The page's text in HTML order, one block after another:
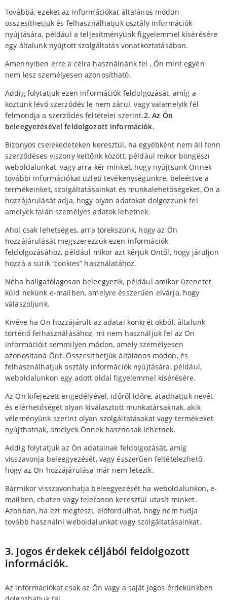
Továbbá, ezeket az információkat általános módon
összesíthetjük és felhasználhatjuk osztály információk
nyújtására, például a teljesítményünk figyelemmel kísérésére
egy általunk nyújtott szolgáltatás vonatkoztatásában.
Amennyiben erre a célra használnánk fel , Ön mint egyén
nem lesz személyesen azonosítható.
Addig folytatjuk ezen információk feldolgozását, amíg a
köztünk lévő szerződés le nem zárul, vagy valamelyik fél
felmondja a szerződés feltételei szerint.2. Az Ön
beleegyezésével feldolgozott információk.
Bizonyos cselekedeteken keresztül, ha egyébként nem áll fenn
szerződéses viszony kettőnk között, például mikor böngészi
weboldalunkat, vagy arra kér minket, hogy nyújtsunk Önnek
további információkat üzleti tevékenységünkre, beleértve a
termékeinket, szolgáltatásainkat és munkalehetőségeket, Ön a
hozzájárulását adja, hogy olyan adatokat dolgozzunk fel
amelyek talán személyes adatok lehetnek.
Ahol csak lehetséges, arra törekszünk, hogy az Ön
hozzájárulását megszerezzük ezen információk
feldolgozásához, például mikor azt kérjük Öntől, hogy járuljon
hozzá a sütik “cookies” használatához.
Néha hallgatólagosan beleegyezik, például amikor üzenetet
küld nekünk e-mailben, amelyre ésszerűen elvárja, hogy
válaszoljunk.
Kivéve ha Ön hozzájárult az adatai konkrét okból, általunk
történő felhasználásához, mi nem használjuk fel az Ön
információit semmilyen módon, amely személyesen
azonosítaná Önt. Összesíthetjük általános módon, és
felhasználhatjuk osztály információk nyújtására, például,
weboldalunkon egy adott oldal figyelemmel kísérésére.
Az Ön kifejezett engedélyével, időről időre, átadhatjuk nevét
és elérhetőségét olyan kiválasztott munkatársaknak, akik
véleményünk szerint olyan szolgáltatásokat vagy termékeket
nyújthatnak, amelyek Önnek hasznosak lehetnek.
Addig folytatjuk az Ön adatainak feldolgozását, amíg
visszavonja beleegyezését, vagy ésszerűen feltételezhető,
hogy az Ön hozzájárulása már nem létezik.
Bármikor visszavonhatja beleegyezését ha weboldalunkon, e-
mailben, chaten vagy telefonon keresztül utasít minket.
Azonban, ha ezt megteszi, előfordulhat, hogy nem tudja
tovább használni weboldalunkat vagy szolgáltatásainkat.
3. Jogos érdekek céljából feldolgozott
információk.
Az információkat csak az Ön vagy a saját jogos érdekünkben